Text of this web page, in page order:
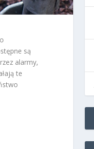
są
alarmy,
te